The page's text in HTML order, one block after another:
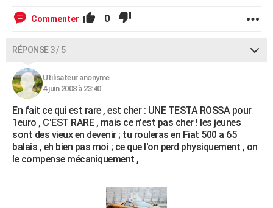
Commenter 0
RÉPONSE 3 / 5
Utilisateur anonyme
4 juin 2008 à 23:40
En fait ce qui est rare , est cher : UNE TESTA ROSSA pour
1euro , C'EST RARE , mais ce n'est pas cher ! les jeunes
sont des vieux en devenir ; tu rouleras en Fiat 500 a 65
balais , eh bien pas moi ; ce que l'on perd physiquement , on
le compense mécaniquement ,